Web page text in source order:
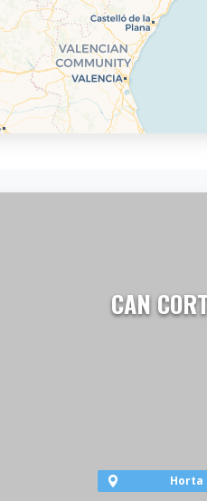
CAN
Horta